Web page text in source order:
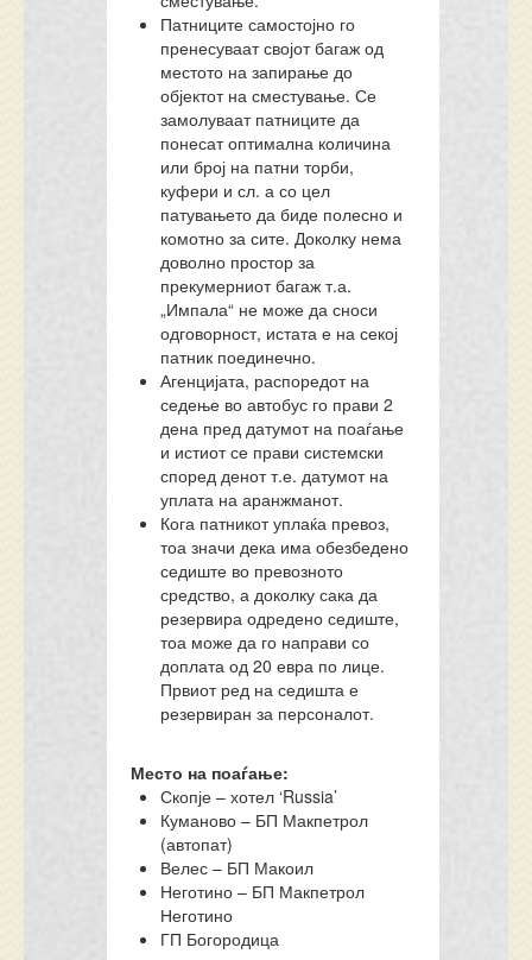
Патниците самостојно го
пренесуваат својот багаж од
местото на запирање до
објектот на сместување. Се
замолуваат патниците да
понесат оптимална количина
или број на патни торби,
куфери и сл. а со цел
патувањето да биде полесно и
комотно за сите. Доколку нема
доволно простор за
прекумерниот багаж т.а.
„Импала“ не може да сноси
одговорност, истата е на секој
патник поединечно.
Агенцијата, распоредот на
седење во автобус го прави 2
дена пред датумот на поаѓање
и истиот се прави системски
според денот т.е. датумот на
уплата на аранжманот.
Кога патникот уплаќа превоз,
тоа значи дека има обезбедено
седиште во превозното
средство, а доколку сака да
резервира одредено седиште,
тоа може да го направи со
доплата од 20 евра по лице.
Првиот ред на седишта е
резервиран за персоналот.
Место на поаѓање:
Скопје – хотел ‘Russia’
Куманово – БП Макпетрол
(автопат)
Велес – БП Макоил
Неготино – БП Макпетрол
Неготино
ГП Богородица